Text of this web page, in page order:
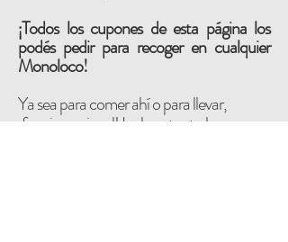
​¡Todos los cupones de esta página los
podés pedir para recoger en cualquier
Monoloco!
Ya sea para comer ahí o para llevar,
¡funcionan igual! Incluye tanto las promos